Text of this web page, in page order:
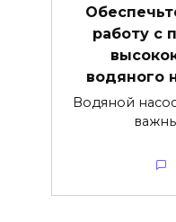
работу с
водяного
Водяной